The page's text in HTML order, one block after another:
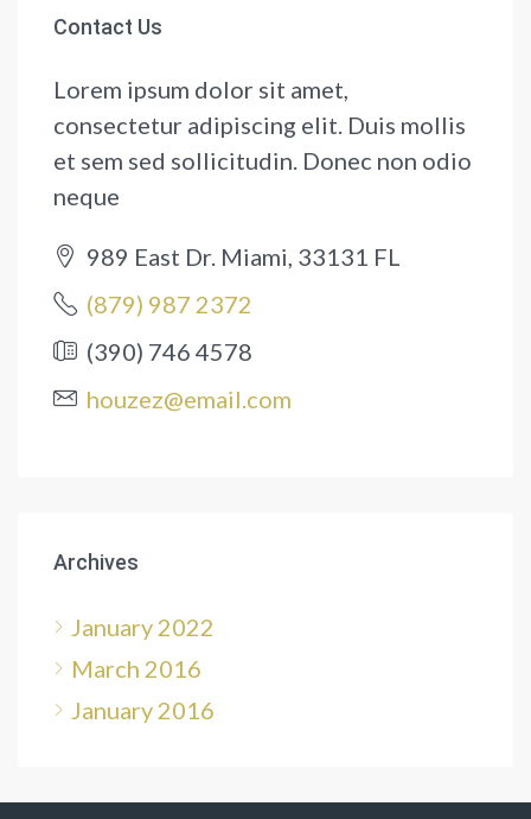
Contact Us
Lorem ipsum dolor sit amet,
consectetur adipiscing elit. Duis mollis
et sem sed sollicitudin. Donec non odio
neque
989 East Dr. Miami, 33131 FL
(879) 987 2372
(390) 746 4578
houzez@email.com
Archives
January 2022
March 2016
January 2016